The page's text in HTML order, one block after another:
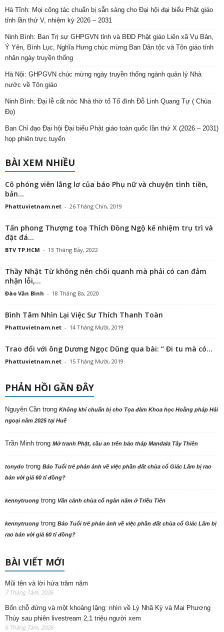
Hà Tĩnh: Mọi công tác chuẩn bị sẵn sàng cho Đại hội đại biểu Phật giáo
tỉnh lần thứ V, nhiệm kỳ 2026 – 2031
Ninh Bình: Ban Trị sự GHPGVN tỉnh và BĐD Phật giáo Liên xã Vụ Bản,
Ý Yên, Bình Lục, Nghĩa Hưng chúc mừng Ban Dân tộc và Tôn giáo tỉnh
nhân ngày truyền thống
Hà Nội: GHPGVN chúc mừng ngày truyền thống ngành quản lý Nhà
nước về Tôn giáo
Ninh Bình: Đại lễ cất nóc Nhà thờ tổ Tổ đình Đỗ Linh Quang Tự ( Chùa
Đọ)
Ban Chỉ đạo Đại hội Đại biểu Phật giáo toàn quốc lần thứ X (2026 – 2031)
họp phiên trực tuyến
BÀI XEM NHIỀU
Cô phóng viên lẳng lơ của báo Phụ nữ và chuyện tình tiền,
bản...
Phattuvietnam.net - 26 Tháng Chín, 2019
Tấn phong Thượng toạ Thích Đồng Ngộ kế nhiệm trụ trì và
đặt đá...
BTV TP.HCM - 13 Tháng Bảy, 2022
Thầy Nhật Từ không nên chối quanh mà phải có can đảm
nhận lỗi,...
Đào Văn Bình - 18 Tháng Ba, 2020
Bình Tâm Nhìn Lại Việc Sư Thích Thanh Toàn
Phattuvietnam.net - 14 Tháng Mười, 2019
Trao đổi với ông Dương Ngọc Dũng qua bài: “ Đi tu mà có...
Phattuvietnam.net - 15 Tháng Mười, 2019
PHẢN HỒI GẦN ĐÂY
Nguyên Cần trong Không khí chuẩn bị cho Tọa đàm Khoa học Hoằng pháp Hải
ngoại năm 2025 tại Huế
Trần Minh trong Mở tranh Phật, cầu an trên bảo tháp Mandala Tây Thiên
tonydo trong Báo Tuổi trẻ phản ảnh về việc phần đất chùa cổ Giác Lâm bị rao
bán với giá 60 tỉ đồng?
kennytruong trong Vãn cảnh chùa cổ ngàn năm ở Triều Tiên
kennytruong trong Báo Tuổi trẻ phản ảnh về việc phần đất chùa cổ Giác Lâm bị
rao bán với giá 60 tỉ đồng?
BÀI VIẾT MỚI
Mũi tên và lời hứa trăm năm
7 Tháng Tám, 2026
Bốn chỗ đứng và một khoảng lặng: nhìn về Lý Nhã Kỳ và Mai Phương
Thúy sau phiên livestream 2,1 triệu người xem
6 Tháng Tám, 2026